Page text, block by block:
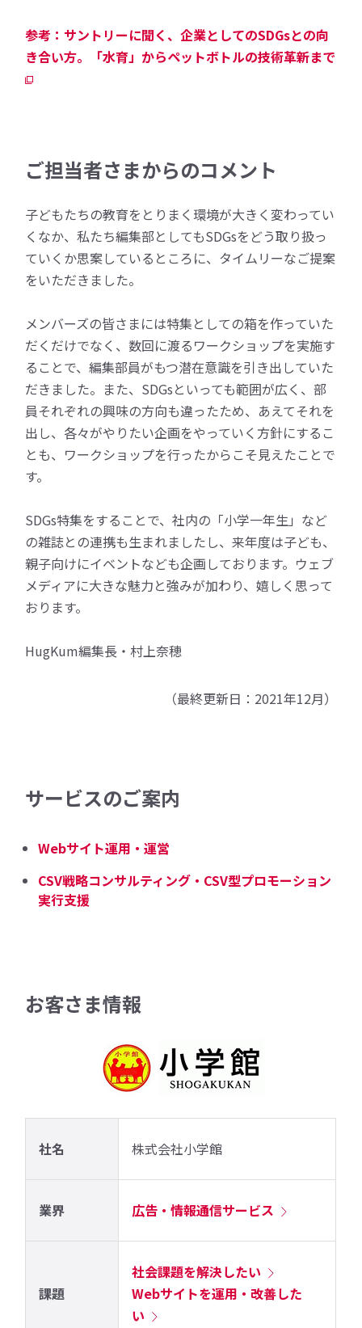
参考：サントリーに聞く、企業としてのSDGsとの向
き合い方。「水育」からペットボトルの技術革新まで
ご担当者さまからのコメント
子どもたちの教育をとりまく環境が大きく変わってい
くなか、私たち編集部としてもSDGsをどう取り扱っ
ていくか思案しているところに、タイムリーなご提案
をいただきました。
メンバーズの皆さまには特集としての箱を作っていた
だくだけでなく、数回に渡るワークショップを実施す
ることで、編集部員がもつ潜在意識を引き出していた
だきました。また、SDGsといっても範囲が広く、部
員それぞれの興味の方向も違ったため、あえてそれを
出し、各々がやりたい企画をやっていく方針にするこ
とも、ワークショップを行ったからこそ見えたことで
す。
SDGs特集をすることで、社内の「小学一年生」など
の雑誌との連携も生まれましたし、来年度は子ども、
親子向けにイベントなども企画しております。ウェブ
メディアに大きな魅力と強みが加わり、嬉しく思って
おります。
HugKum編集長・村上奈穂
（最終更新日：2021年12月）
サービスのご案内
Webサイト運用・運営
CSV戦略コンサルティング・CSV型プロモーション
実行支援
お客さま情報
社名 株式会社小学館
業界 広告・情報通信サービス
課題
社会課題を解決したい
Webサイトを運用・改善した
い